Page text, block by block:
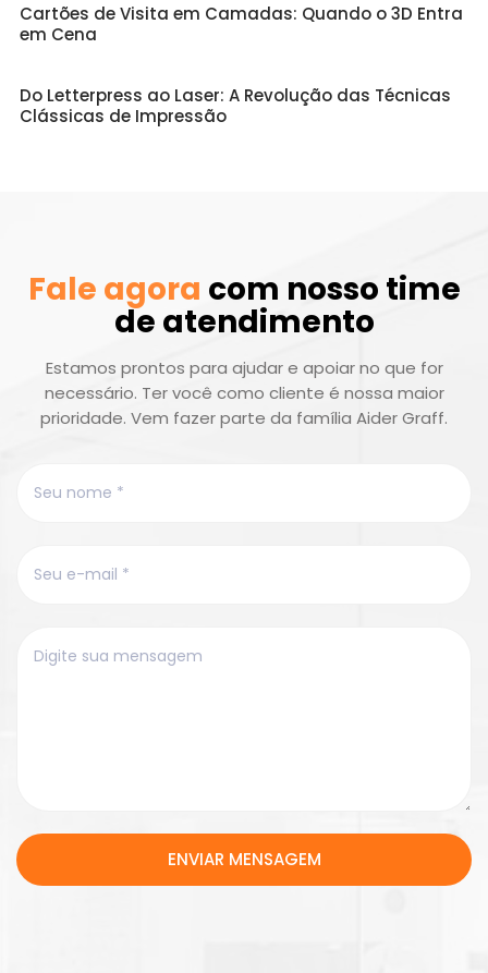
Cartões de Visita em Camadas: Quando o 3D Entra
em Cena
Do Letterpress ao Laser: A Revolução das Técnicas
Clássicas de Impressão
ENVIAR MENSAGEM
Fale agora com nosso time
de atendimento
Estamos prontos para ajudar e apoiar no que for
necessário. Ter você como cliente é nossa maior
prioridade. Vem fazer parte da família Aider Graff.